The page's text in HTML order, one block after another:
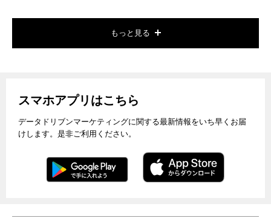
もっと見る
スマホアプリはこちら
データドリブンマーケティングに関する最新情報をいち早くお届
けします。是非ご利用ください。